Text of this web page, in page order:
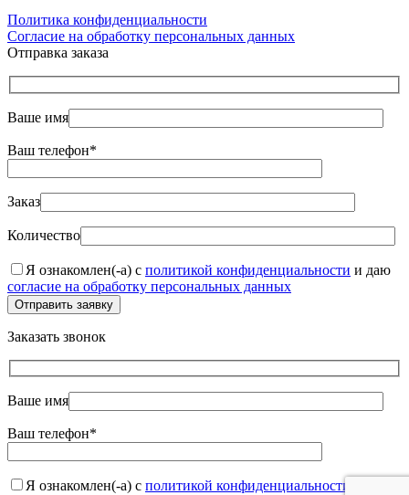
Политика конфиденциальности
Согласие на обработку персональных данных
Отправка заказа
Ваше имя
Ваш телефон*
Заказ
Количество
Я ознакомлен(-а) с политикой конфиденциальности и даю
согласие на обработку персональных данных
Отправить заявку
Заказать звонок
Ваше имя
Ваш телефон*
Я ознакомлен(-а) с политикой конфиденциальности